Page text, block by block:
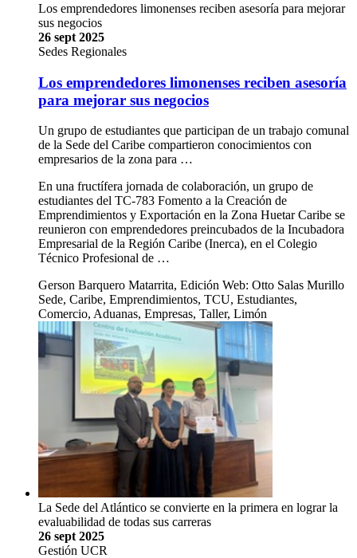
Los emprendedores limonenses reciben asesoría para mejorar
sus negocios
26 sept 2025
Sedes Regionales
Los emprendedores limonenses reciben asesoría
para mejorar sus negocios
Un grupo de estudiantes que participan de un trabajo comunal
de la Sede del Caribe compartieron conocimientos con
empresarios de la zona para …
En una fructífera jornada de colaboración, un grupo de
estudiantes del TC-783 Fomento a la Creación de
Emprendimientos y Exportación en la Zona Huetar Caribe se
reunieron con emprendedores preincubados de la Incubadora
Empresarial de la Región Caribe (Inerca), en el Colegio
Técnico Profesional de …
Gerson Barquero Matarrita, Edición Web: Otto Salas Murillo
Sede, Caribe, Emprendimientos, TCU, Estudiantes,
Comercio, Aduanas, Empresas, Taller, Limón
La Sede del Atlántico se convierte en la primera en lograr la
evaluabilidad de todas sus carreras
26 sept 2025
Gestión UCR